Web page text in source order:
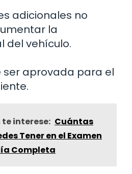
adicionales no
la
del vehículo.
ser aprovada para el
interese: Cuántas
Tener en el Examen
Completa